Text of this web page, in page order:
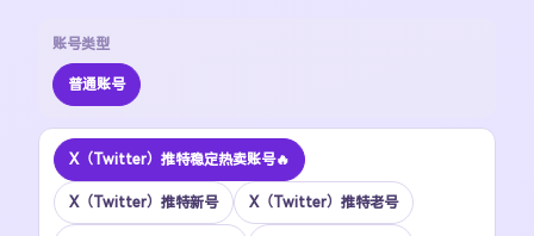
账号类型
普通账号
X（Twitter）推特稳定热卖账号🔥
X（Twitter）推特新号 X（Twitter）推特老号